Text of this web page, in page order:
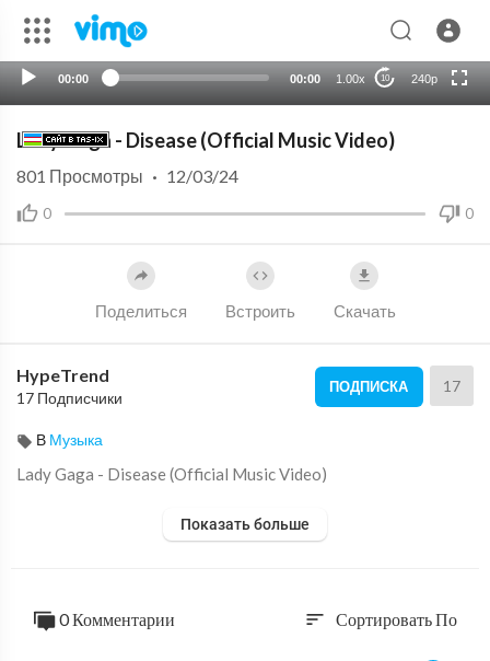
00:00 00:00 1.00x 10 240p
720p
Lady Gaga - Disease (Official Music Video)
0 0
801 Просмотры · 12/03/24
Поделиться Встроить Скачать
HypeTrend
17 Подписчики
ПОДПИСКА 17
В Музыка
⁣Lady Gaga - Disease (Official Music Video)
Показать больше
0 Комментарии sort Сортировать По